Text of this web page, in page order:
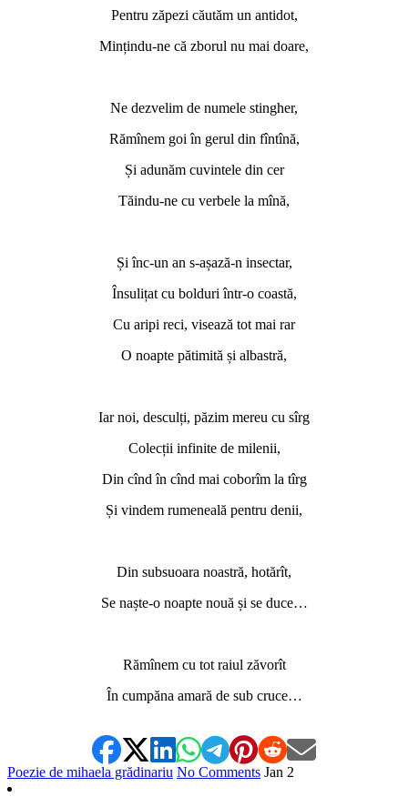
Pentru zăpezi căutăm un antidot,
Mințindu-ne că zborul nu mai doare,
Ne dezvelim de numele stingher,
Rămînem goi în gerul din fîntînă,
Și adunăm cuvintele din cer
Tăindu-ne cu verbele la mînă,
Și înc-un an s-așază-n insectar,
Însulițat cu bolduri într-o coastă,
Cu aripi reci, visează tot mai rar
O noapte pătimită și albastră,
Iar noi, desculți, păzim mereu cu sîrg
Colecții infinite de milenii,
Din cînd în cînd mai coborîm la tîrg
Și vindem rumeneală pentru denii,
Din subsuoara noastră, hotărît,
Se naște-o noapte nouă și se duce…
Rămînem cu tot raiul zăvorît
În cumpăna amară de sub cruce…
Poezie de mihaela grădinariu No Comments Jan 2